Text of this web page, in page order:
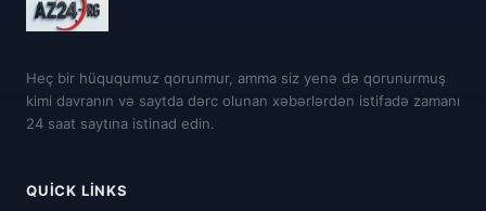
Heç bir hüququmuz qorunmur, amma siz yenə də qorunurmuş
kimi davranın və saytda dərc olunan xəbərlərdən istifadə zamanı
24 saat saytına istinad edin.
QUICK LINKS